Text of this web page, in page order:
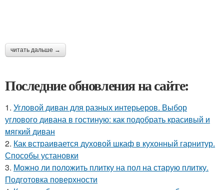
читать дальше →
Последние обновления на сайте:
1. Угловой диван для разных интерьеров. Выбор
углового дивана в гостиную: как подобрать красивый и
мягкий диван
2. Как встраивается духовой шкаф в кухонный гарнитур.
Способы установки
3. Можно ли положить плитку на пол на старую плитку.
Подготовка поверхности